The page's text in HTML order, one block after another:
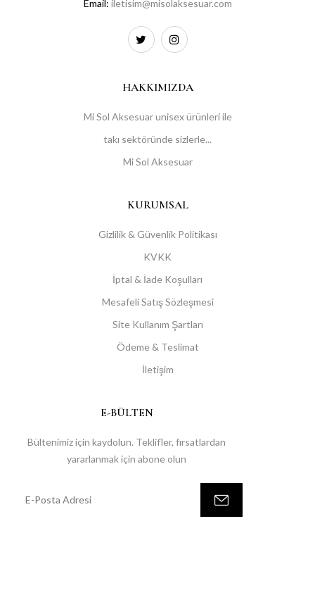
Email: iletisim@misolaksesuar.com
HAKKIMIZDA
Mi Sol Aksesuar unisex ürünleri ile
takı sektöründe sizlerle...
Mi Sol Aksesuar
KURUMSAL
Gizlilik & Güvenlik Politikası
KVKK
İptal & İade Koşulları
Mesafeli Satış Sözleşmesi
Site Kullanım Şartları
Ödeme & Teslimat
İletişim
E-BÜLTEN
Bültenimiz için kaydolun. Teklifler, fırsatlardan
yararlanmak için abone olun